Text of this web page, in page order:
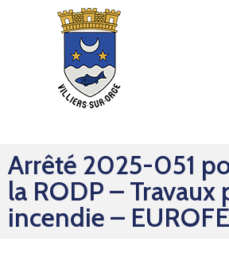
Mes
Sorties
Arrêté 2025-051
la RODP – Travaux
incendie –